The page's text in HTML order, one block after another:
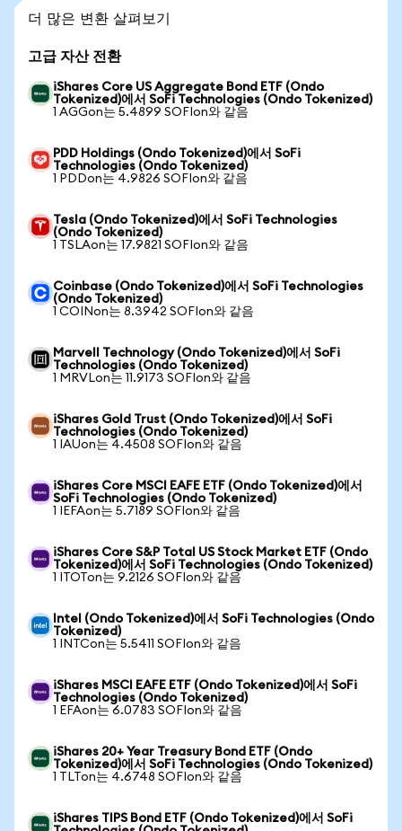
더 많은 변환 살펴보기
고급 자산 전환
iShares Core US Aggregate Bond ETF (Ondo
Tokenized)에서 SoFi Technologies (Ondo Tokenized)
1 AGGon는 5.4899 SOFIon와 같음
PDD Holdings (Ondo Tokenized)에서 SoFi
Technologies (Ondo Tokenized)
1 PDDon는 4.9826 SOFIon와 같음
Tesla (Ondo Tokenized)에서 SoFi Technologies
(Ondo Tokenized)
1 TSLAon는 17.9821 SOFIon와 같음
Coinbase (Ondo Tokenized)에서 SoFi Technologies
(Ondo Tokenized)
1 COINon는 8.3942 SOFIon와 같음
Marvell Technology (Ondo Tokenized)에서 SoFi
Technologies (Ondo Tokenized)
1 MRVLon는 11.9173 SOFIon와 같음
iShares Gold Trust (Ondo Tokenized)에서 SoFi
Technologies (Ondo Tokenized)
1 IAUon는 4.4508 SOFIon와 같음
iShares Core MSCI EAFE ETF (Ondo Tokenized)에서
SoFi Technologies (Ondo Tokenized)
1 IEFAon는 5.7189 SOFIon와 같음
iShares Core S&P Total US Stock Market ETF (Ondo
Tokenized)에서 SoFi Technologies (Ondo Tokenized)
1 ITOTon는 9.2126 SOFIon와 같음
Intel (Ondo Tokenized)에서 SoFi Technologies (Ondo
Tokenized)
1 INTCon는 5.5411 SOFIon와 같음
iShares MSCI EAFE ETF (Ondo Tokenized)에서 SoFi
Technologies (Ondo Tokenized)
1 EFAon는 6.0783 SOFIon와 같음
iShares 20+ Year Treasury Bond ETF (Ondo
Tokenized)에서 SoFi Technologies (Ondo Tokenized)
1 TLTon는 4.6748 SOFIon와 같음
iShares TIPS Bond ETF (Ondo Tokenized)에서 SoFi